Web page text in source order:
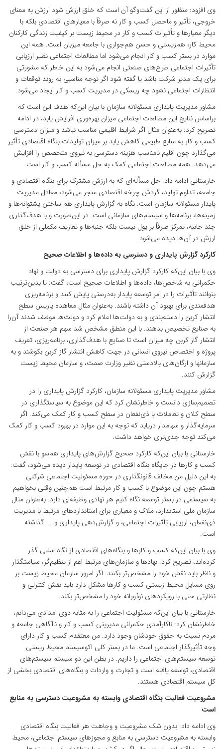
وی افزود: منظور از این گفت‌وگو آن است که خلق ارزش شود ارزش به معنای
خروجی، تأثیر و ماحصل کسب و کار نه صرفاً با معیارهای اقتصادی بلکه با
دیگر معیارها و تأتیرات کسب و کار در محیط زیست بر کیفیت زندگی کارکنان
محیط کار، هم‌زیستی و حسن هم‌جواری با جامعه میزبان است. همه این
موارد در بستر کسب و کار انجام می‌شود اما مطالعات اجتماعی نظیر ارزیابی
تأثیرات اجتماعی طرح‌های صنعتی انجام می‌شود به این خاطر که مشورتی
برای یک مدیر شرکت باشد یا گفته شود اگر توجه مناسبی به روند توقعات و
انتظارات اجتماعی نشود چه ریسکی در مدیریت کسب و کار ایجاد می‌شود.
مشاور مدیریت پایداری مسئولانه سازمان با بیان این‌که هدف این است که
براساس نتایج این مطالعات اجتماعی میزان بهره‌وری افزایش یابد، در ادامه
تصریح کرد: به‌عنوان مثال اگر شرایط اقلیمی مناسب نباشد و میزان دسترسی
کسب و کار به منابع طبیعی کاهش یابد بر میزان تولیدات بنگاه اقتصادی تأثیر
می‌گذارد چون اقلیم نامناسب هزینه دسترسی به نیروی متخصص را افزایش
می‌دهد. همه مطالعات اجتماعی کمک به حل مسأله کسب و کار است.
خارستانی ادامه داد: حل مسأله‌ای که به ارزش مشترک برای بنگاه اقتصادی و
جامعه، تداوم تولید، گردش چرخه اقتصادی منجر می‌شود، معادل مدیریت
پایدار مسئولانه سازمان است. نگاه به گزارش پایداری هم ساختن پشتوانه‌ها و
زمینه‌ها، برنامه‌ها و سیستم‌های سازمانی است. در این‌صورت و با هدف‌گذاری
چند جانبه، تمرکز صرفاً بر پول نیست بلکه جنبه‌ها و تعاریف مکملی از خلق
ارزش در آن‌ها دیده می‌شود.
کارکرد گزارش پایداری و دسترسی به داده‌ها و اطلاعات صحیح
وی با بیان این‌که کارکرد گزارش پایداری برای دسترسی به دولت و نهاد
حکمرانی به شاخص‌ها، داده‌ها و اطلاعات صحیح است، گفت: تا بدین‌ترتیب
بتوانند تأثیرات را در امر توسعه پایدار به‌درستی پایش کنند و برنامه‌ریزی
هدفمندی برای بهبود آن داشته باشند. به‌عنوان مثال معاهده پاریس سطح
انتشار کربن را دسته‌بندی و به دولت‌ها اعلام کرد و دولت‌ها موظف شدند آن‌را
به صنایع تخصیص بدهند. با این منطق مشخص شد سهم هر صنعت از
انتشار گاز کربن چه میزان است تا صنایع با هدف‌گذاری، برنامه‌ریزی، تعریف
پروژه و اختصاص نیروی انسانی در جهت کاهش انتشار گاز کربن بکوشند و به
سازمان­ها و ارگان‌های بالادستی نظیر وزارت صمت، و سازمان محیط زیست
گزارش کنند.
مشاور مدیریت پایداری مسئولانه سازمان، کارکرد گزارش پایداری را در
تصمیم‌سازی دانست و خاطرنشان کرد که این موضوع به سیاستگذاری در
سطح کلان و تعاملات با ذی‌نفعان در سطح کسب و کار کمک می‌کند. اگر
سرمایه‌گذار و سهامدار دریابد که توجه به این موارد در بهبود کسب و کار کمک
می‌کند توجه جدی‌تری خواهد داشت.
خارستانی با بیان این‌که کارکرد صحیح گزارش‌های پایداری هم‌سو با نقش
کسب و کارها در جایگاه بنگاه اقتصادی در توسعه پایدار دیده می‌شود، گفت:
به این دلیل من مخالف قانونگذاری در حوزه مسئولیت اجتماعی شرکتی
هستم چون این موضوع با کسب و کار مرتبط است هم‌چنین وقتی بخواهیم
به سیستمی در بستر توسعه نگاه کنیم هر نهادی وظیفه‌ای دارد. به‌عنوان مثال
سازمان ملی استاندارد، ملاک و معیاری برای استانداردهای مرتبط با مدیریت
ذی‌نفعان، ارزیابی تأثیرات اجتماعی، و گزارش‌دهی پایداری و ... گذاشته
است.
وی با بیان این‌که کسب و کارها و بنگاه‌های اقتصادی از نگاه سنتی گذر
کرده‌اند، تصریح کرد: نهادها و سازمان‌های مرتبط اعم از تنظیم‌گر، سیاستگذار
و ناظر باید نقش خود را مشخص‌تر بکنند. اگر امروز سازمان محیط زیست بر
روی مسایل محیط زیستی کسب و کارها مشکل دارد باید نقش کنترلی و
نظارتی حتی با رویکردهای نوآورانه خود را مشخص‌تر بکند.
خارستانی با بیان این‌که مسئولیت اجتماعی را به مثابه دوی امدادی می‌دانم،
خاطرنشان کرد: ناکارآمدی حکمرانی مدیریتی کسب و کار و ناآگاهی جامعه و
مردم نسبت به حقوق خودشان وجود دارد. من معتقدم کسب و کار دارای
وجه تأثیرگذار اجتماعی است. ما در بستر کلی اکوسیستم محیط زیستی
توسعه سیستم‌های اجتماعی را داریم. در بطن این دو سیستم سیستم‌های
اقتصادی، توسعه یافته است و تجارت و واردات و بنگاه‌های اقتصادی بخشی از
کل سیستم اقتصادی هستند.
مشروعیت فعالیت بنگاه اقتصادی وابسته به مشروعیت دسترسی به منابع
است
وی ادامه داد: بدون شک مشروعیت و وجاهت هر فعالیت بنگاه اقتصادی
وابسته به مشروعیت دسترسی به منابع و مجوزهای سیستم اجتماعی، محیط